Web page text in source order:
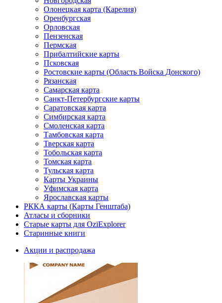
Олонецкая карта (Карелия)
Оренбургская
Орловская
Пензенская
Пермская
Прибалтийские карты
Псковская
Ростовские карты (Область Войска Донского)
Рязанская
Самарская карта
Санкт-Петербургские карты
Саратовская карта
Симбирская карта
Смоленская карта
Тамбовская карта
Тверская карта
Тобольская карта
Томская карта
Тульская карта
Карты Украины
Уфимская карта
Ярославская карты
РККА карты (Карты Генштаба)
Атласы и сборники
Старые карты для OziExplorer
Старинные книги
Акции и распродажа